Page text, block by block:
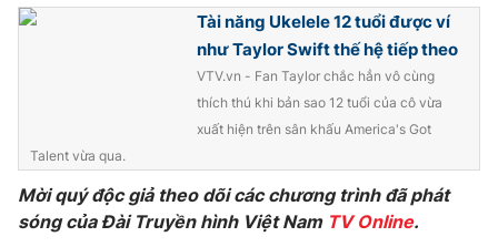
Bất động sản
Tấm lòng Việt
VTV4
VTV9 VTV8
Tài năng Ukelele 12 tuổi được ví
như Taylor Swift thế hệ tiếp theo
VTV.vn - Fan Taylor chắc hẳn vô cùng
thích thú khi bản sao 12 tuổi của cô vừa
xuất hiện trên sân khấu America's Got
Talent vừa qua.
Mời quý độc giả theo dõi các chương trình đã phát
sóng của Đài Truyền hình Việt Nam TV Online.